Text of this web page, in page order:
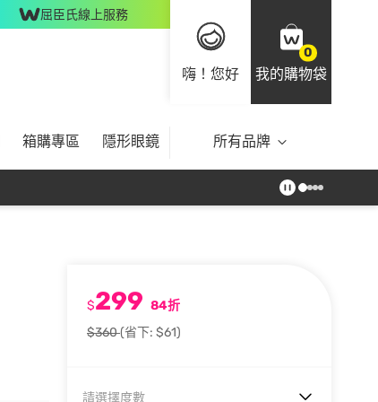
屈臣氏線上服務
嗨！您好
0
我的購物袋
箱購專區 隱形眼鏡 所有品牌
$299 84折
$360(省下: $61)
請選擇度數